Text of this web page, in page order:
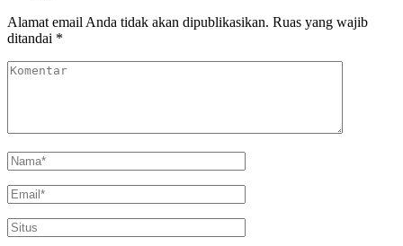
Alamat email Anda tidak akan dipublikasikan. Ruas yang wajib
ditandai *